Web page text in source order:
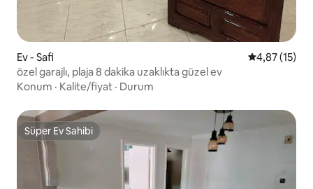
Ev - Safi 5 üzerinden
4,87 (15)
özel garajlı, plaja 8 dakika uzaklıkta güzel ev
Konum · Kalite/fiyat · Durum
Süper Ev Sahibi
Süper Ev Sahibi